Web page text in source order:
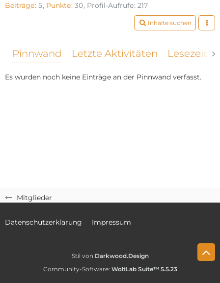
Mitglieder
Beiträge 5 Punkte 30 Profil-Aufrufe 217
Inhalte suchen
Pinnwand Letzte Aktivitäten
Es wurden noch keine Einträge an der Pinnwand verfasst.
Datenschutzerklärung Impressum
Stil von Darkwood.Design
Community-Software: WoltLab Suite™ 5.5.23